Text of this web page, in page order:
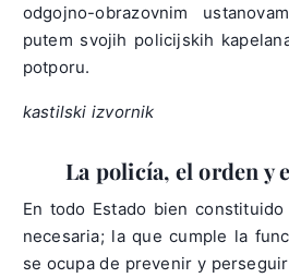
odgojno-obrazovnim
putem svojih policijskih
potporu.
kastilski izvornik
La policía, el orden y
En todo Estado bien
necesaria; la que cumple la
se ocupa de prevenir y